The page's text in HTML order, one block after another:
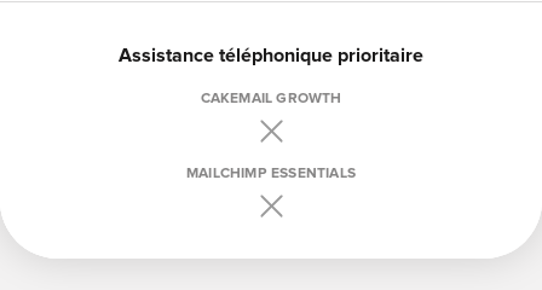
Assistance téléphonique prioritaire
CAKEMAIL GROWTH
MAILCHIMP ESSENTIALS